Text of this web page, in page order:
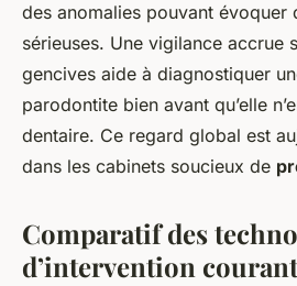
des anomalies pouvant évoquer
sérieuses. Une vigilance accrue
gencives aide à diagnostiquer
parodontite bien avant qu’elle
dentaire. Ce regard global est
dans les cabinets soucieux de
Comparatif des
d’intervention